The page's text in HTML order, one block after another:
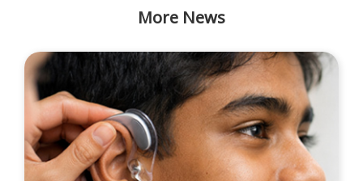
More News